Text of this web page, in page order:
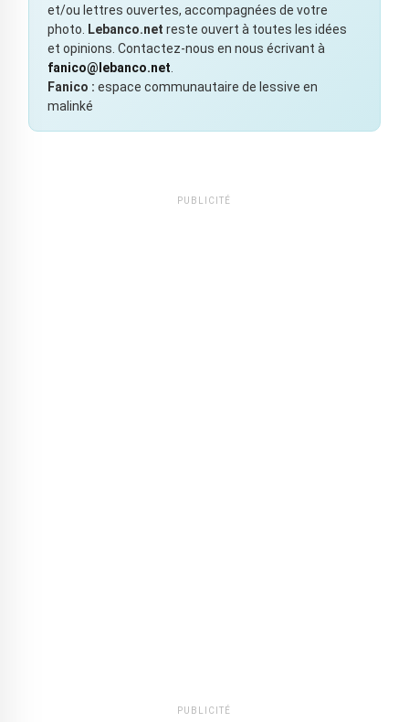
et/ou lettres ouvertes, accompagnées de votre
photo.
Lebanco.net reste ouvert à toutes les idées
et opinions. Contactez-nous en nous écrivant à
fanico@lebanco.net
Fanico : espace communautaire de lessive en
malinké
PUBLICITÉ
PUBLICITÉ